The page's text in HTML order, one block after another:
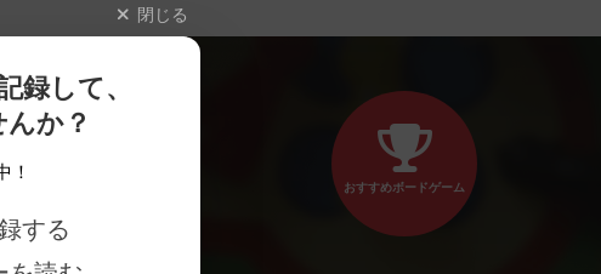
閉じる
録して、
か？
！
する
おすすめボードゲーム